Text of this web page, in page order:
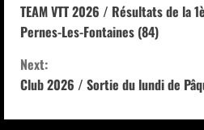
o
n
t
TEAM VTT 2026 / Résultats de la
Pernes-Les-Fontaines (84)
Next:
Club 2026 / Sortie du lundi de